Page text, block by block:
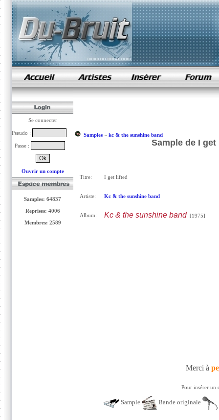
samples de rap
Se connecter
Pseudo :
Passe :
Ouvrir un compte
Samples: 64837
Reprises: 4006
Membres: 2589
Samples» kc & the sunshine band
Sample de I
Titre: I get lifted
Artiste: Kc & the sunshine band
Album: Kc & the sunshine band[1975]
Merci à
Pour insérer un
Sample Bande originale